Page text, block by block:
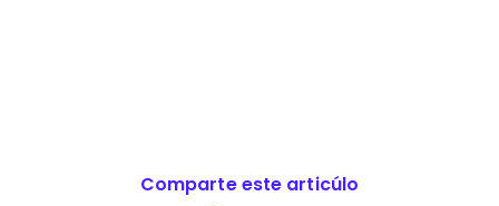
Comparte este articúlo